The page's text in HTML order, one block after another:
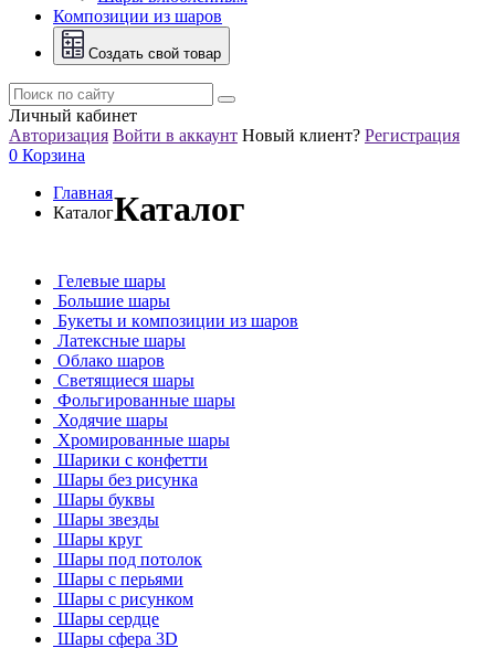
Композиции из шаров
Создать свой товар
Личный кабинет
Авторизация Войти в аккаунт Новый клиент? Регистрация
0 Корзина
Главная
КаталогКаталог
Гелевые шары
Большие шары
Букеты и композиции из шаров
Латексные шары
Облако шаров
Светящиеся шары
Фольгированные шары
Ходячие шары
Хромированные шары
Шарики с конфетти
Шары без рисунка
Шары буквы
Шары звезды
Шары круг
Шары под потолок
Шары с перьями
Шары с рисунком
Шары сердце
Шары сфера 3D